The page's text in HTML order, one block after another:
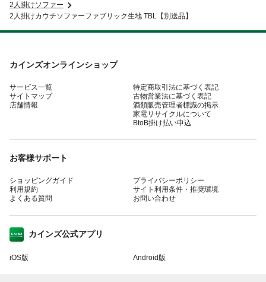
2人掛けソファー
2人掛けカウチソファーファブリック生地 TBL【別送品】
カインズオンラインショップ
サービス一覧
サイトマップ
店舗情報
特定商取引法に基づく表記
古物営業法に基づく表記
酒類販売管理者標識の掲示
家電リサイクルについて
BtoB掛け払い申込
お客様サポート
ショッピングガイド
利用規約
よくある質問
プライバシーポリシー
サイト利用条件・推奨環境
お問い合わせ
カインズ公式アプリ
iOS版 Android版